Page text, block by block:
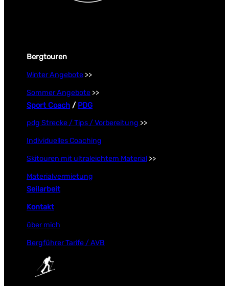
Bergtouren
Winter Angebote >>
Sommer Angebote >>
Sport Coach / PDG
pdg Strecke / Tips / Vorbereitung >>
Individuelles Coaching
Skitouren mit ultraleichtem Material >>
Materialvermietung
Seilarbeit
Kontakt
über mich
Bergführer Tarife / AVB